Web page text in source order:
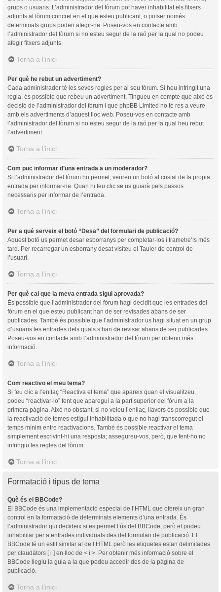
grups o usuaris. L’administrador del fòrum pot haver inhabilitat els fitxers
adjunts al fòrum concret en el que esteu publicant, o potser només
determinats grups poden afegir-ne. Poseu-vos en contacte amb
l’administrador del fòrum si no esteu segur de la raó per la qual no podeu
afegir fitxers adjunts.
Torna a l’inici
Per què he rebut un advertiment?
Cada administrador té les seves regles per al seu fòrum. Si heu infringit una
regla, és possible que rebeu un advertiment. Tingueu en compte que això és
decisió de l’administrador del fòrum i que phpBB Limited no té res a veure
amb els advertiments d’aquest lloc web. Poseu-vos en contacte amb
l’administrador del fòrum si no esteu segur de la raó per la qual heu rebut
l’advertiment.
Torna a l’inici
Com puc informar d’una entrada a un moderador?
Si l’administrador del fòrum ho permet, veureu un botó al costat de la propia
entrada per informar-ne. Quan hi feu clic se us guiarà pels passos
necessaris per informar de l’entrada.
Torna a l’inici
Per a què serveix el botó “Desa” del formulari de publicació?
Aquest botó us permet desar esborranys per completar-los i trametre’ls més
tard. Per recarregar un esborrany desat visiteu el Tauler de control de
l’usuari.
Torna a l’inici
Per què cal que la meva entrada sigui aprovada?
És possible que l’administrador del fòrum hagi decidit que les entrades del
fòrum en el que esteu publicant han de ser revisades abans de ser
publicades. També és possible que l’administrador us hagi situat en un grup
d’usuaris les entrades dels quals s’han de revisar abans de ser publicades.
Poseu-vos en contacte amb l’administrador del fòrum per obtenir més
informació.
Torna a l’inici
Com reactivo el meu tema?
Si feu clic a l’enllaç “Reactiva el tema” que apareix quan el visualitzeu,
podeu “reactivar-lo” fent que aparegui a la part superior del fòrum a la
primera pàgina. Això no obstant, si no veieu l’enllaç, llavors és possible que
la reactivació de temes estigui inhabilitada o que no hagi transcorregut el
temps mínim entre reactivacions. També és possible reactivar el tema
simplement escrivint-hi una resposta; assegureu-vos, però, que fent-ho no
infringiu les regles del fòrum.
Torna a l’inici
Formatació i tipus de tema
Què és el BBCode?
El BBCode és una implementació especial de l’HTML que ofereix un gran
control en la formatació de determinats elements d’una entrada. És
l’administrador qui decideix si es permet l’ús del BBCode, però el podeu
inhabilitar per a entrades individuals des del formulari de publicació. El
BBCode té un estil similar al de l’HTML però les etiquetes estan delimitades
per claudàtors [ i ] en lloc de < i >. Per obtenir més informació sobre el
BBCode llegiu la guia a la que podeu accedir des de la pàgina de
publicació.
Torna a l’inici